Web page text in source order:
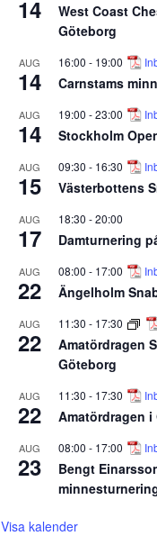
14
West Coast
Göteborg
AUG
14
16:00 - 19:00
Carnstams
AUG
14
19:00 -23:00
Stockholm
AUG
15
09:30 - 16:30
Västerbottens
AUG
17
18:30 -20:00
Damturnering
AUG
22
08:00 - 17:00
Ängelholm
AUG
22
11:30 - 17:30
Amatördragen
Göteborg
AUG
22
11:30 - 17:30
Amatördragen i
AUG
23
08:00 - 17:00
Bengt
Visa kalender